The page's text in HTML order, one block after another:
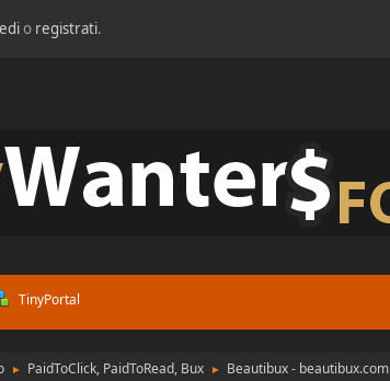
o registrati.
TinyPortal
► PaidToClick, PaidToRead, Bux ► Beautibux - beautibux.com